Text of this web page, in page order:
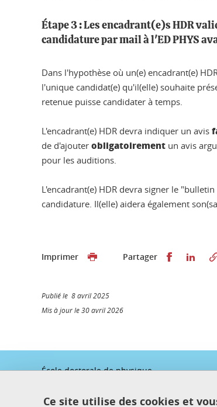
Ce site utilise des cookies et
Étape 3 : Les encadrant(e)s HDR
candidature par mail à l'ED PHYS
Dans l'hypothèse où un(e) encadrant(e)
l'unique candidat(e) qu'il(elle) souhaite
retenue puisse candidater à temps.
L'encadrant(e) HDR devra indiquer un avis
de d'ajouter obligatoirement un avis
pour les auditions.
L'encadrant(e) HDR devra signer le
candidature. Il(elle) aidera également
Imprimer Partager Partager
Publié le 8 avril 2025
Mis à jour le 30 avril 2026
École doctorale de physique
France